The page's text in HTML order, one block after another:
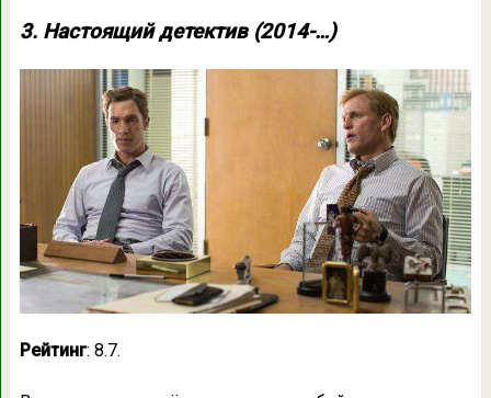
3. Настоящий детектив (2014-…)
Рейтинг: 8.7.